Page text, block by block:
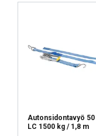
Autonsidontavyö
LC 1500 kg / 1,8 m